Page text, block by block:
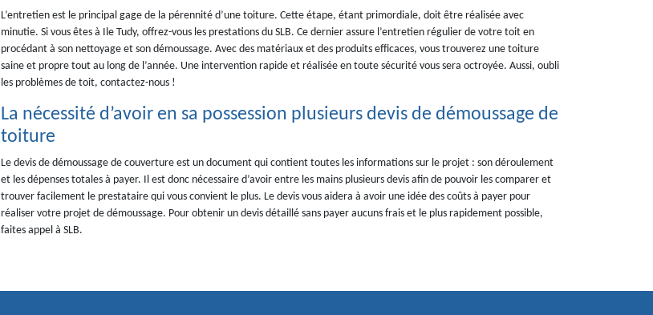
L’entretien est le principal gage de la pérennité d’une toiture. Cette étape, étant primordiale, doit être réalisée avec
minutie. Si vous êtes à Ile Tudy, offrez-vous les prestations du SLB. Ce dernier assure l’entretien régulier de votre toit en
procédant à son nettoyage et son démoussage. Avec des matériaux et des produits efficaces, vous trouverez une toiture
saine et propre tout au long de l’année. Une intervention rapide et réalisée en toute sécurité vous sera octroyée. Aussi, oubli
les problèmes de toit, contactez-nous !
La nécessité d’avoir en sa possession plusieurs devis de démoussage de
toiture
Le devis de démoussage de couverture est un document qui contient toutes les informations sur le projet : son déroulement
et les dépenses totales à payer. Il est donc nécessaire d’avoir entre les mains plusieurs devis afin de pouvoir les comparer et
trouver facilement le prestataire qui vous convient le plus. Le devis vous aidera à avoir une idée des coûts à payer pour
réaliser votre projet de démoussage. Pour obtenir un devis détaillé sans payer aucuns frais et le plus rapidement possible,
faites appel à SLB.